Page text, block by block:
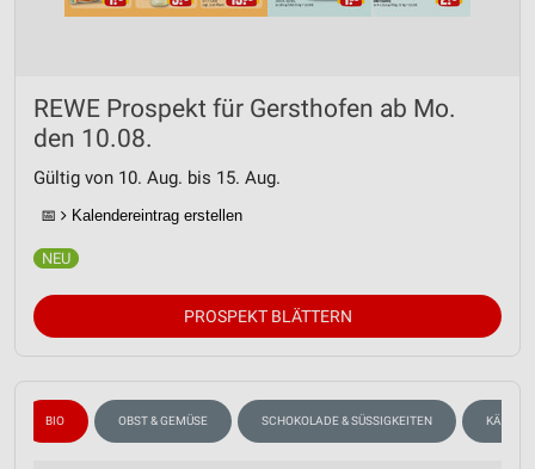
REWE Prospekt für Gersthofen ab Mo.
den 10.08.
Gültig von 10. Aug. bis 15. Aug.
📅 Kalendereintrag erstellen
PROSPEKT BLÄTTERN
BIO OBST & GEMÜSE SCHOKOLADE & SÜSSIGKEITEN KÄSE